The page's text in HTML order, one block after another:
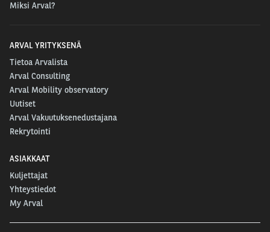
Miksi Arval?
ARVAL YRITYKSENÄ
Tietoa Arvalista
Arval Consulting
Arval Mobility observatory
Uutiset
Arval Vakuutuksenedustajana
Rekrytointi
ASIAKKAAT
Kuljettajat
Yhteystiedot
My Arval